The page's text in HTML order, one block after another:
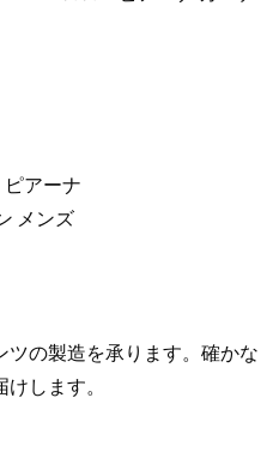
ピアーナ
メンズ
ツの製造を承ります。確かな
します。